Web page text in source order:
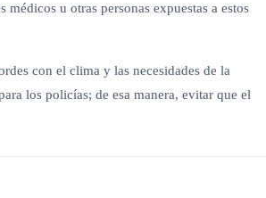
u otras personas expuestas a estos
con el clima y las necesidades de la
los policías; de esa manera, evitar que el